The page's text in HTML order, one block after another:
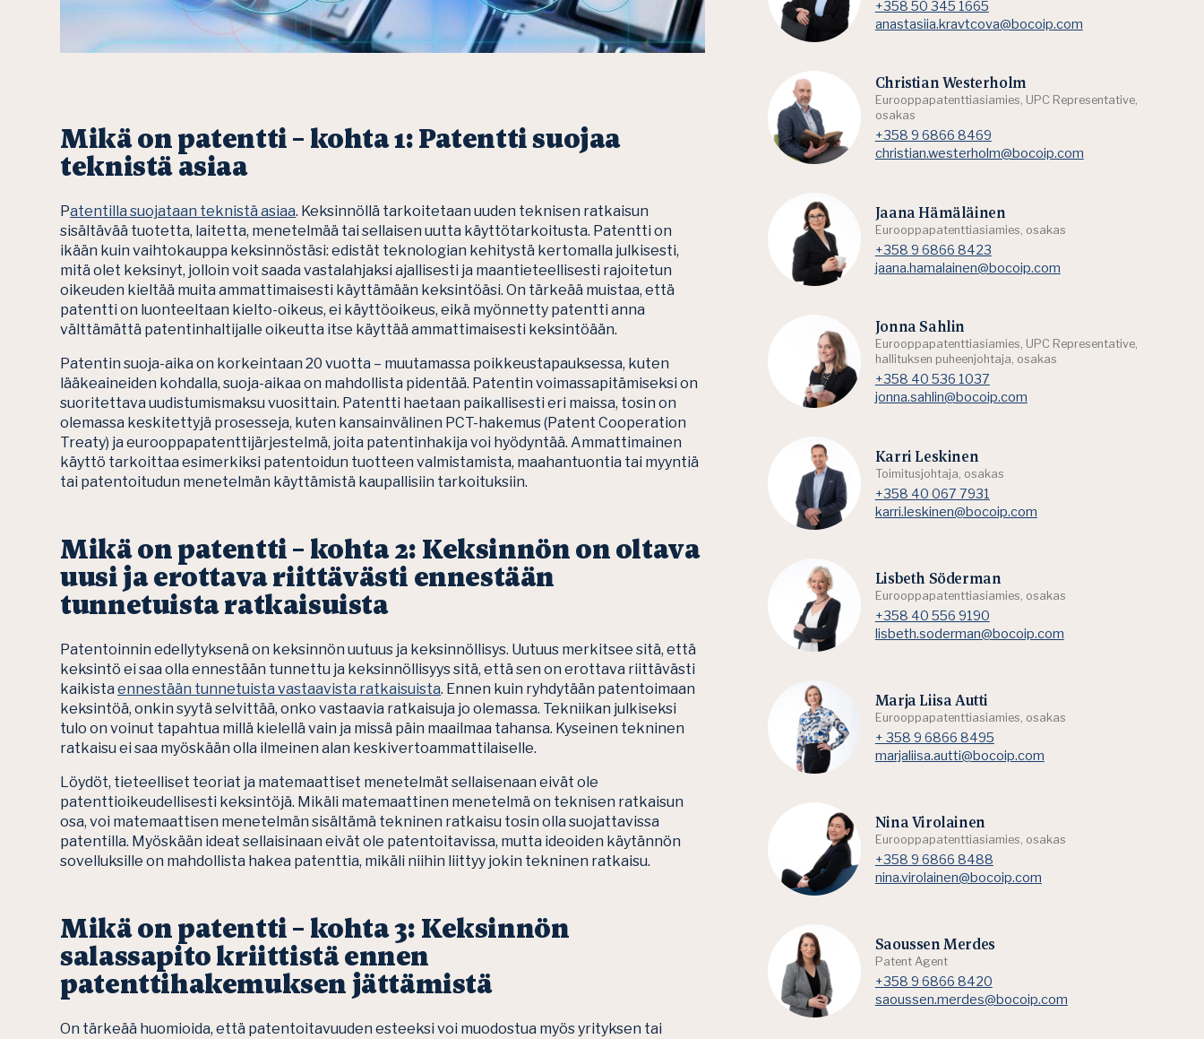
Mikä on patentti – kohta 1: Patentti suojaa
teknistä asiaa
Patentilla suojataan teknistä asiaa. Keksinnöllä tarkoitetaan uuden teknisen ratkaisun
sisältävää tuotetta, laitetta, menetelmää tai sellaisen uutta käyttötarkoitusta. Patentti on
ikään kuin vaihtokauppa keksinnöstäsi: edistät teknologian kehitystä kertomalla julkisesti,
mitä olet keksinyt, jolloin voit saada vastalahjaksi ajallisesti ja maantieteellisesti rajoitetun
oikeuden kieltää muita ammattimaisesti käyttämään keksintöäsi. On tärkeää muistaa, että
patentti on luonteeltaan kielto-oikeus, ei käyttöoikeus, eikä myönnetty patentti anna
välttämättä patentinhaltijalle oikeutta itse käyttää ammattimaisesti keksintöään.
Patentin suoja-aika on korkeintaan 20 vuotta – muutamassa poikkeustapauksessa, kuten
lääkeaineiden kohdalla, suoja-aikaa on mahdollista pidentää. Patentin voimassapitämiseksi on
suoritettava uudistumismaksu vuosittain. Patentti haetaan paikallisesti eri maissa, tosin on
olemassa keskitettyjä prosesseja, kuten kansainvälinen PCT-hakemus (Patent Cooperation
Treaty) ja eurooppapatenttijärjestelmä, joita patentinhakija voi hyödyntää. Ammattimainen
käyttö tarkoittaa esimerkiksi patentoidun tuotteen valmistamista, maahantuontia tai myyntiä
tai patentoitudun menetelmän käyttämistä kaupallisiin tarkoituksiin.
Mikä on patentti – kohta 2: Keksinnön on oltava
uusi ja erottava riittävästi ennestään
tunnetuista ratkaisuista
Patentoinnin edellytyksenä on keksinnön uutuus ja keksinnöllisys. Uutuus merkitsee sitä, että
keksintö ei saa olla ennestään tunnettu ja keksinnöllisyys sitä, että sen on erottava riittävästi
kaikistaennestään tunnetuista vastaavista ratkaisuista. Ennen kuin ryhdytään patentoimaan
keksintöä, onkin syytä selvittää, onko vastaavia ratkaisuja jo olemassa. Tekniikan julkiseksi
tulo on voinut tapahtua millä kielellä vain ja missä päin maailmaa tahansa. Kyseinen tekninen
ratkaisu ei saa myöskään olla ilmeinen alan keskivertoammattilaiselle.
Löydöt, tieteelliset teoriat ja matemaattiset menetelmät sellaisenaan eivät ole
patenttioikeudellisesti keksintöjä. Mikäli matemaattinen menetelmä on teknisen ratkaisun
osa, voi matemaattisen menetelmän sisältämä tekninen ratkaisu tosin olla suojattavissa
patentilla. Myöskään ideat sellaisinaan eivät ole patentoitavissa, mutta ideoiden käytännön
sovelluksille on mahdollista hakea patenttia, mikäli niihin liittyy jokin tekninen ratkaisu.
Mikä on patentti – kohta 3: Keksinnön
salassapito kriittistä ennen
patenttihakemuksen jättämistä
On tärkeää huomioida, että patentoitavuuden esteeksi voi muodostua myös yrityksen tai
+358 50 345 1665
anastasiia.kravtcova@bocoip.com
Christian Westerholm
Eurooppapatenttiasiamies, UPC Representative,
osakas
+358 9 6866 8469
christian.westerholm@bocoip.com
Jaana Hämäläinen
Eurooppapatenttiasiamies, osakas
+358 9 6866 8423
jaana.hamalainen@bocoip.com
Jonna Sahlin
Eurooppapatenttiasiamies, UPC Representative,
hallituksen puheenjohtaja, osakas
+358 40 536 1037
jonna.sahlin@bocoip.com
Karri Leskinen
Toimitusjohtaja, osakas
+358 40 067 7931
karri.leskinen@bocoip.com
Lisbeth Söderman
Eurooppapatenttiasiamies, osakas
+358 40 556 9190
lisbeth.soderman@bocoip.com
Marja Liisa Autti
Eurooppapatenttiasiamies, osakas
+ 358 9 6866 8495
marjaliisa.autti@bocoip.com
Nina Virolainen
Eurooppapatenttiasiamies, osakas
+358 9 6866 8488
nina.virolainen@bocoip.com
Saoussen Merdes
Patent Agent
+358 9 6866 8420
saoussen.merdes@bocoip.com